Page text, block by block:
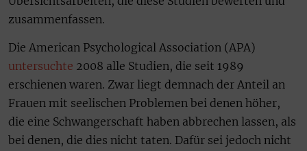
zusammenfassen.
Die American Psychological Association (APA)
untersuchte 2008 alle Studien, die seit 1989
erschienen waren. Zwar liegt demnach der Anteil an
Frauen mit seelischen Problemen bei denen höher,
die eine Schwangerschaft haben abbrechen lassen, als
bei denen, die dies nicht taten. Dafür sei jedoch nicht